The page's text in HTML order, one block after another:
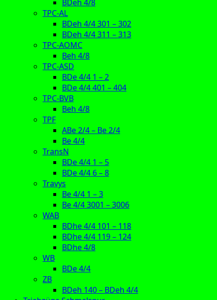
BDeh 4/8
TPC-AL
BDeh 4/4 301 – 302
BDeh 4/4 311 – 313
TPC-AOMC
Beh 4/8
TPC-ASD
BDe 4/4 1 – 2
BDe 4/4 401 – 404
TPC-BVB
Beh 4/8
TPF
ABe 2/4 – Be 2/4
Be 4/4
TransN
BDe 4/4 1 – 5
BDe 4/4 6 – 8
Travys
Be 4/4 1 – 3
Be 4/4 3001 – 3006
WAB
BDhe 4/4 101 – 118
BDhe 4/4 119 – 124
BDhe 4/8
WB
BDe 4/4
ZB
BDeh 140 – BDeh 4/4